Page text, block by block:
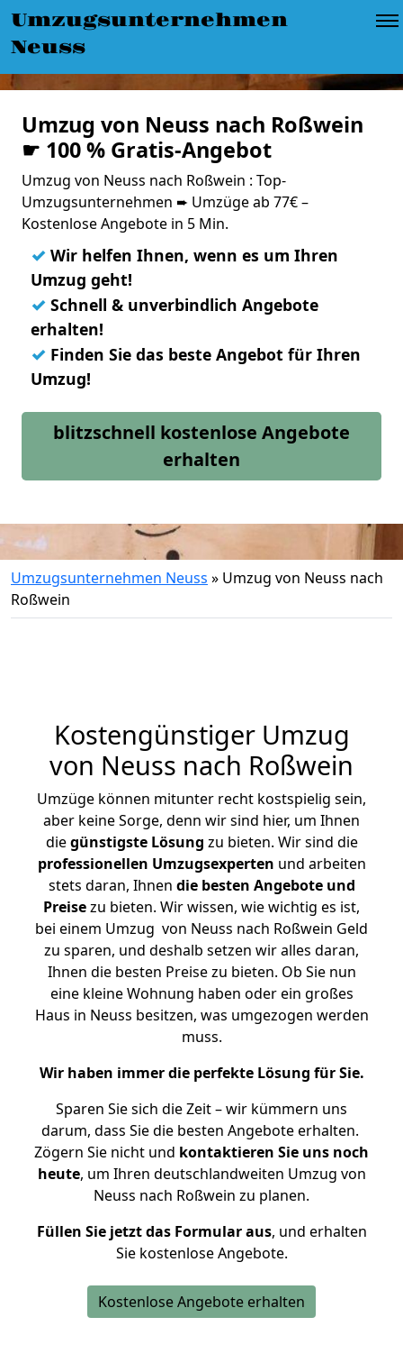
Umzugsunternehmen
Neuss
Umzug von Neuss nach Roßwein
☛ 100 % Gratis-Angebot
Umzug von Neuss nach Roßwein : Top-
Umzugsunternehmen ➨ Umzüge ab 77€ –
Kostenlose Angebote in 5 Min.
✓ Wir helfen Ihnen, wenn es um Ihren
Umzug geht!
✓ Schnell & unverbindlich Angebote
erhalten!
✓ Finden Sie das beste Angebot für Ihren
Umzug!
blitzschnell kostenlose Angebote
erhalten
Umzugsunternehmen Neuss » Umzug von Neuss nach
Roßwein
Kostengünstiger Umzug
von Neuss nach Roßwein
Umzüge können mitunter recht kostspielig sein,
aber keine Sorge, denn wir sind hier, um Ihnen
diegünstigste Lösung zu bieten. Wir sind die
professionellen Umzugsexperten und arbeiten
stets daran, Ihnen die besten Angebote und
Preisezu bieten. Wir wissen, wie wichtig es ist,
bei einem Umzug von Neuss nach Roßwein Geld
zu sparen, und deshalb setzen wir alles daran,
Ihnen die besten Preise zu bieten. Ob Sie nun
eine kleine Wohnung haben oder ein großes
Haus in Neuss besitzen, was umgezogen werden
muss.
Wir haben immer die perfekte Lösung für Sie.
Sparen Sie sich die Zeit – wir kümmern uns
darum, dass Sie die besten Angebote erhalten.
Zögern Sie nicht und kontaktieren Sie uns noch
heute, um Ihren deutschlandweiten Umzug von
Neuss nach Roßwein zu planen.
Füllen Sie jetzt das Formular aus, und erhalten
Sie kostenlose Angebote.
Kostenlose Angebote erhalten